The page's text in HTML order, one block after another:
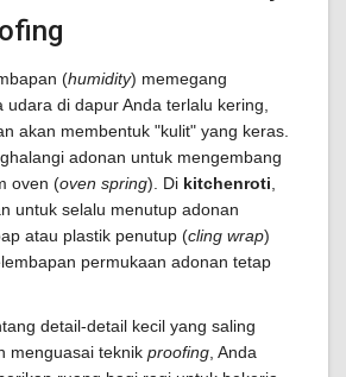
(humidity) memegang
udara di dapur Anda terlalu kering,
akan membentuk "kulit" yang keras.
adonan untuk mengembang
oven (oven spring). Di kitchenroti
untuk selalu menutup adonan
atau plastik penutup (cling wrap)
permukaan adonan tetap
detail-detail kecil yang saling
menguasai teknik proofing , Anda